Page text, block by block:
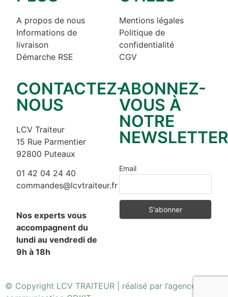
A propos de nous
Informations de
livraison
Démarche RSE
Mentions légales
Politique de
confidentialité
CGV
CONTACTEZ-
NOUS
LCV Traiteur
15 Rue Parmentier
92800 Puteaux
01 42 04 24 40
commandes@lcvtraiteur.fr
Nos experts vous
accompagnent du
lundi au vendredi de
9h à 18h
ABONNEZ-
VOUS À
NOTRE
NEWSLETTER
Email
© Copyright LCV TRAITEUR | réalisé par l’agence de